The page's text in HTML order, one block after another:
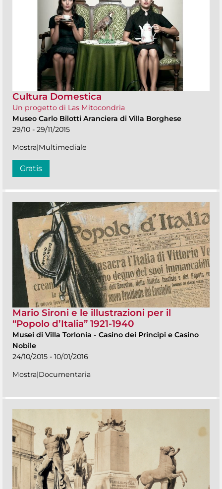
Cultura Domestica
Un progetto di Las Mitocondria
Museo Carlo Bilotti Aranciera di Villa Borghese
29/10 - 29/11/2015
Mostra|Multimediale
Gratis
Mario Sironi e le illustrazioni per il
“Popolo d’Italia” 1921-1940
Musei di Villa Torlonia - Casino dei Principi e Casino
Nobile
24/10/2015 - 10/01/2016
Mostra|Documentaria